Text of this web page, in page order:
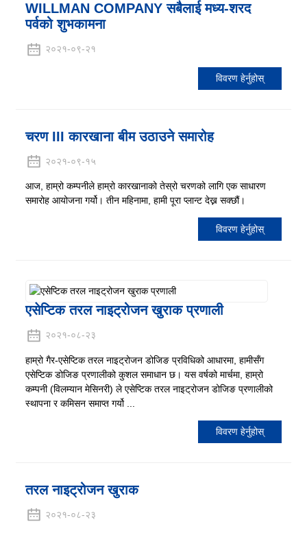
WILLMAN COMPANY सबैलाई मध्य-शरद
पर्वको शुभकामना
२०२१-०९-२१
विवरण हेर्नुहोस्
चरण III कारखाना बीम उठाउने समारोह
२०२१-०९-१५
आज, हाम्रो कम्पनीले हाम्रो कारखानाको तेस्रो चरणको लागि एक साधारण
समारोह आयोजना गर्यो। तीन महिनामा, हामी पूरा प्लान्ट देख्न सक्छौं।
विवरण हेर्नुहोस्
एसेप्टिक तरल नाइट्रोजन खुराक प्रणाली
२०२१-०८-२३
हाम्रो गैर-एसेप्टिक तरल नाइट्रोजन डोजिङ प्रविधिको आधारमा, हामीसँग
एसेप्टिक डोजिङ प्रणालीको कुशल समाधान छ। यस वर्षको मार्चमा, हाम्रो
कम्पनी (विलम्यान मेसिनरी) ले एसेप्टिक तरल नाइट्रोजन डोजिङ प्रणालीको
स्थापना र कमिसन समाप्त गर्यो ...
विवरण हेर्नुहोस्
तरल नाइट्रोजन खुराक
२०२१-०८-२३